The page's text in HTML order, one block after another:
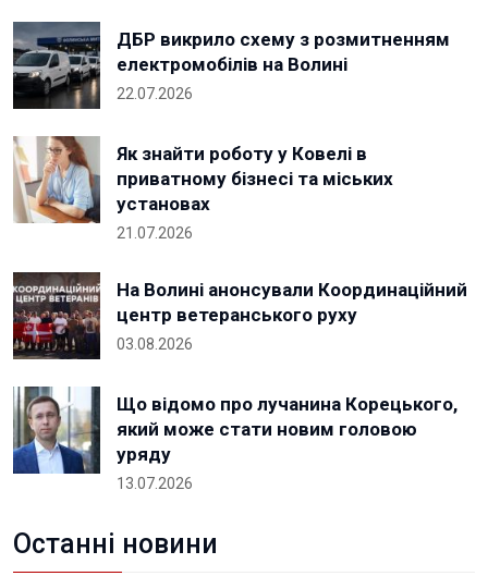
ДБР викрило схему з розмитненням
електромобілів на Волині
22.07.2026
Як знайти роботу у Ковелі в
приватному бізнесі та міських
установах
21.07.2026
На Волині анонсували Координаційний
центр ветеранського руху
03.08.2026
Що відомо про лучанина Корецького,
який може стати новим головою
уряду
13.07.2026
Останні новини